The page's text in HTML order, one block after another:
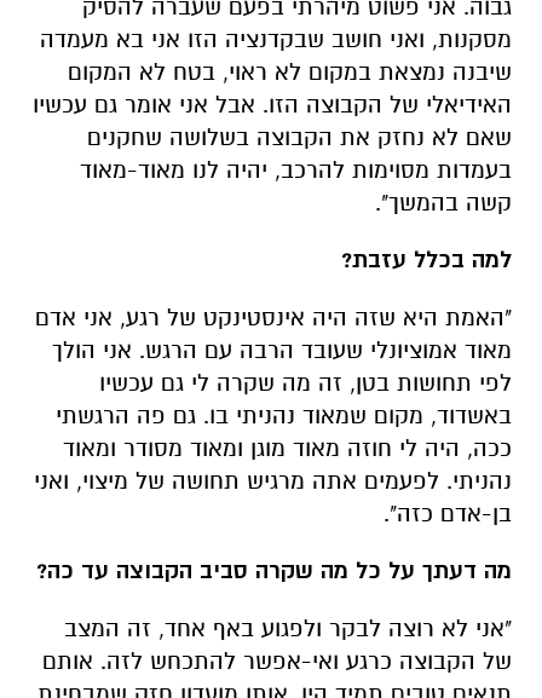
גבוה. אני פשוט מיהרתי בפעם שעברה להסיק
מסקנות, ואני חושב שבקדנציה הזו אני בא מעמדה
שיבנה נמצאת במקום לא ראוי, בטח לא המקום
האידיאלי של הקבוצה הזו. אבל אני אומר גם עכשיו
שאם לא נחזק את הקבוצה בשלושה שחקנים
בעמדות מסוימות להרכב, יהיה לנו מאוד-מאוד
קשה בהמשך".
למה בכלל עזבת?
"האמת היא שזה היה אינסטינקט של רגע, אני אדם
מאוד אמוציונלי שעובד הרבה עם הרגש. אני הולך
לפי תחושות בטן, זה מה שקרה לי גם עכשיו
באשדוד, מקום שמאוד נהניתי בו. גם פה הרגשתי
ככה, היה לי חוזה מאוד מוגן ומאוד מסודר ומאוד
נהניתי. לפעמים אתה מרגיש תחושה של מיצוי, ואני
בן-אדם כזה".
מה דעתך על כל מה שקרה סביב הקבוצה עד כה?
"אני לא רוצה לבקר ולפגוע באף אחד, זה המצב
של הקבוצה כרגע ואי-אפשר להתכחש לזה. אותם